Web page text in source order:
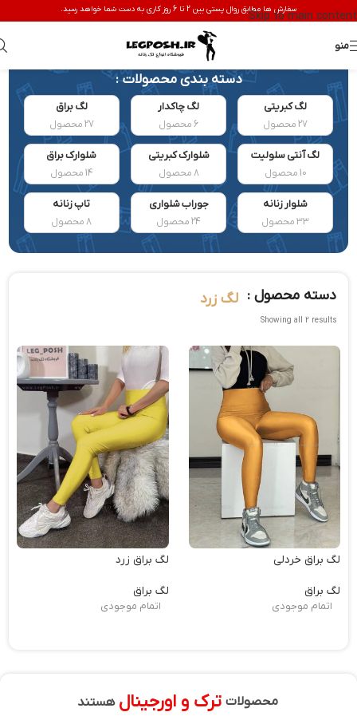
Skip to main contentسفارش ها مطابق روال پستی بین 2 تا 6 روز کاری به دست شما خواهد رسید.
منو
دسته بندی محصولات :
لگ کبریتی
27 محصول
لگ چاکدار
6 محصول
لگ براق
27 محصول
لگ آنتی سلولیت
10 محصول
شلوارک کبریتی
8 محصول
شلوارک براق
14 محصول
شلوار زنانه
33 محصول
جوراب شلواری
24 محصول
تاپ زنانه
8 محصول
دسته محصول : لگ زرد
Showing all 2 results
لگ براق خردلی
لگ براق
اتمام موجودی
لگ براق زرد
لگ براق
اتمام موجودی
محصولات ترک و اورجینال هستند